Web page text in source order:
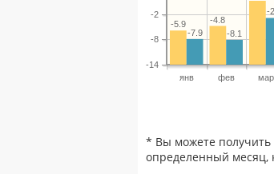
янв фев мар
-14
-8
-2
-4.8
-5.9
-
-8.1
-7.9
* Вы можете получить
определенный месяц,